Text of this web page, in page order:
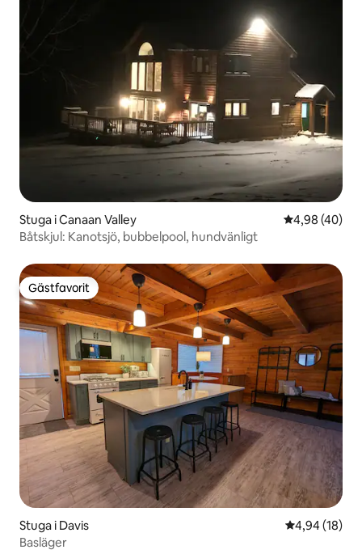
Stuga i Canaan Valley 4,98 av 5 i
4,98 (40)
Båtskjul: Kanotsjö, bubbelpool, hundvänligt
Gästfavorit
Gästfavorit
Stuga i Davis 4,94 av 5 i
4,94 (18)
Basläger